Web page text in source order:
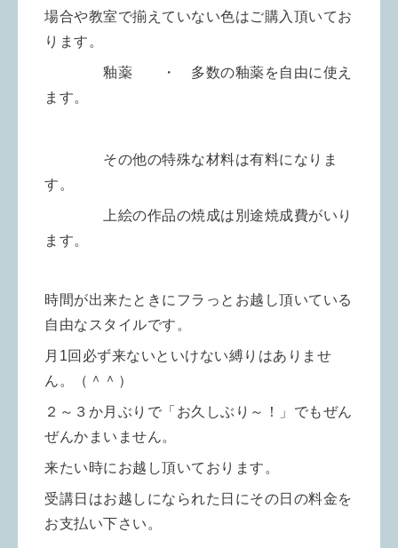
場合や教室で揃えていない色はご購入頂いてお
ります。
釉薬 ・ 多数の釉薬を自由に使え
ます。
その他の特殊な材料は有料になりま
す。
上絵の作品の焼成は別途焼成費がいり
ます。
時間が出来たときにフラっとお越し頂いている
自由なスタイルです。
月1回必ず来ないといけない縛りはありませ
ん。（＾＾）
２～３か月ぶりで「お久しぶり～！」でもぜん
ぜんかまいません。
来たい時にお越し頂いております。
受講日はお越しになられた日にその日の料金を
お支払い下さい。